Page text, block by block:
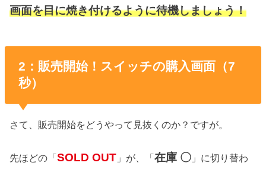
画面を目に焼き付けるように待機しましょう！
2：販売開始！スイッチの購入画面（7
秒）
さて、販売開始をどうやって見抜くのか？ですが。
先ほどの「SOLD OUT 」が、「在庫 〇 」に切り替わ